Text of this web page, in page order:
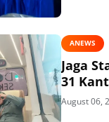
ANEWS
Jaga
31
August 06,